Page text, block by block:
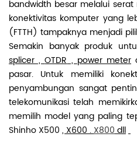
bandwidth besar melalui
konektivitas komputer yang
(FTTH) tampaknya menjadi
Semakin banyak produk
splicer ,OTDR , power meter
pasar. Untuk memiliki
penyambungan sangat
telekomunikasi telah
memilih model yang paling
Shinho X500 , X600 . X800 dll